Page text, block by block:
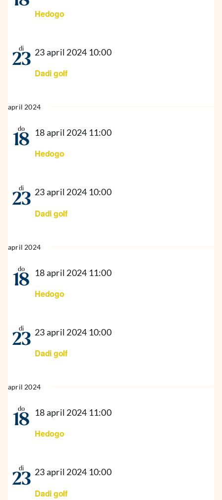
Hedogo
di
23
Dadi golf
23 april 2024 10:00
april 2024
do
18
Hedogo
18 april 2024 11:00
di
23
Dadi golf
23 april 2024 10:00
april 2024
do
18
Hedogo
18 april 2024 11:00
di
23
Dadi golf
23 april 2024 10:00
april 2024
do
18
Hedogo
18 april 2024 11:00
di
23
Dadi golf
23 april 2024 10:00